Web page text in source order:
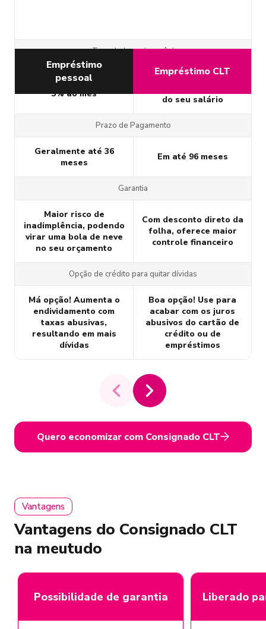
Empréstimo
pessoal
Empréstimo CLT
Taxa de Juros (ao mês)
Podem chegar a mais de
5% ao mês
Muito mais baixas por
do seu salário
Prazo de Pagamento
Geralmente até 36
meses
Em até 96 meses
Garantia
Maior risco de
inadimplência, podendo
virar uma bola de neve
no seu orçamento
Com desconto direto da
folha, oferece maior
controle financeiro
Opção de crédito para quitar dívidas
Má opção! Aumenta o
endividamento com
taxas abusivas,
resultando em mais
dívidas
Boa opção! Use para
acabar com os juros
abusivos do cartão de
crédito ou de
empréstimos
Quero economizar com Consignado CLT
Vantagens
Vantagens do Consignado CLT
na meutudo
Possibilidade de garantia Liberado